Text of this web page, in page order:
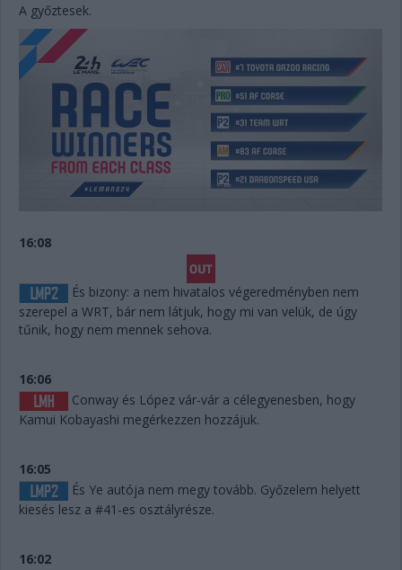
A győztesek.
16:08
És bizony: a nem hivatalos végeredményben nem
szerepel a WRT, bár nem látjuk, hogy mi van velük, de úgy
tűnik, hogy nem mennek sehova.
16:06
Conway és López vár-vár a célegyenesben, hogy
Kamui Kobayashi megérkezzen hozzájuk.
16:05
És Ye autója nem megy tovább. Győzelem helyett
kiesés lesz a #41-es osztályrésze.
16:02